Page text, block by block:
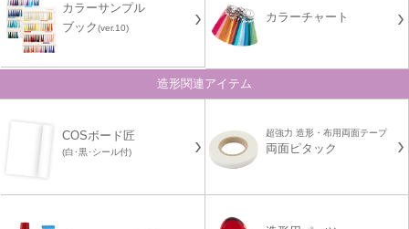
カラーサンプル
ブック(ver.10)
カラーチャート
造形関連アイテム
COSボード匠
(白･黒･シール付)
超強力 造形・布用両面テープ
両面ピタック